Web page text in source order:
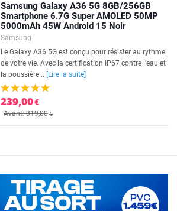
Samsung Galaxy A36 5G 8GB/256GB
Smartphone 6.7G Super AMOLED 50MP
5000mAh 45W Android 15 Noir
Samsung
Le Galaxy A36 5G est conçu pour résister au rythme
de votre vie. Avec la certification IP67 contre l'eau et
la poussière...
[Lire la suite]
239,00€
Avant: 319,00€